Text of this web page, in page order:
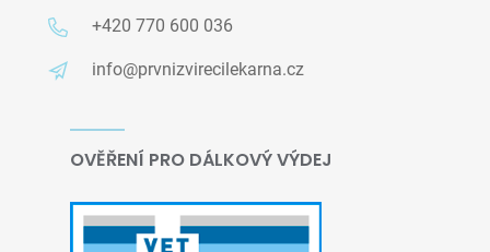
+420 770 600 036
info@prvnizvirecilekarna.cz
OVĚŘENÍ PRO DÁLKOVÝ VÝDEJ